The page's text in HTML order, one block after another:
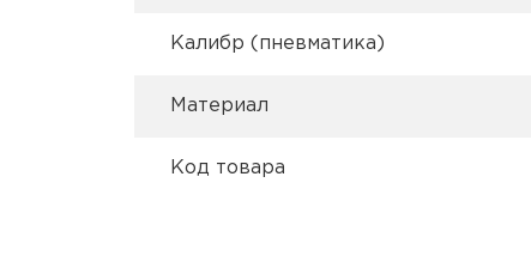
Калибр (пневматика)
Материал
Код товара